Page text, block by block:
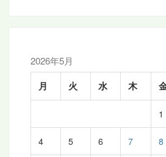
2026年5月
月 火 水 木
1
4 5 6 7 8